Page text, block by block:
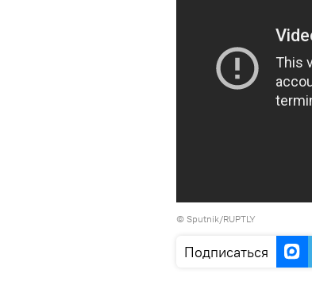
© Sputnik/RUPTLY
Подписаться